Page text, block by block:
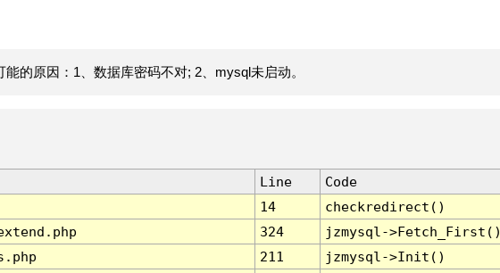
的原因：1、数据库密码不对; 2、mysql未启动。
Line
Code
14
checkredirect()
324
jzmysql-
211
jzmysql->Init()